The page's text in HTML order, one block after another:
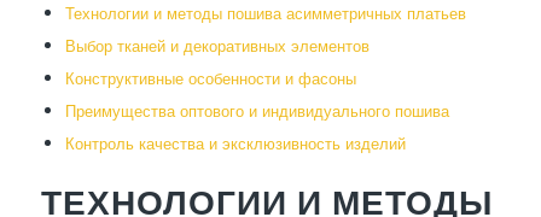
Технологии и методы пошива асимметричных платьев
Выбор тканей и декоративных элементов
Конструктивные особенности и фасоны
Преимущества оптового и индивидуального пошива
Контроль качества и эксклюзивность изделий
ТЕХНОЛОГИИ И МЕТОДЫ